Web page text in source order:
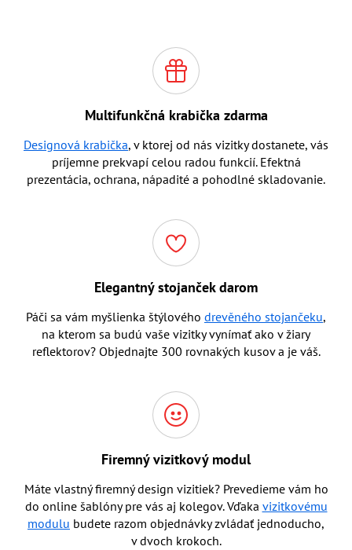
Multifunkčná krabička zdarma
Designová krabička, v ktorej od nás vizitky dostanete, vás
príjemne prekvapí celou radou funkcií. Efektná
prezentácia, ochrana, nápadité a pohodlné skladovanie.
Elegantný stojanček darom
Páči sa vám myšlienka štýlového drevěného stojančeku,
na kterom sa budú vaše vizitky vynímať ako v žiary
reflektorov? Objednajte 300 rovnakých kusov a je váš.
Firemný vizitkový modul
Máte vlastný firemný design vizitiek? Prevedieme vám ho
do online šablóny pre vás aj kolegov. Vďaka vizitkovému
modulu budete razom objednávky zvládať jednoducho,
v dvoch krokoch.